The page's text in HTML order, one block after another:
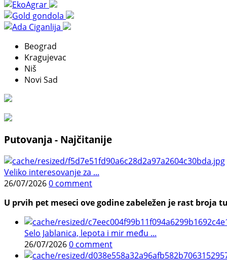
Beograd
Kragujevac
Niš
Novi Sad
Putovanja - Najčitanije
Veliko interesovanje za ...
26/07/20260 comment
U prvih pet meseci ove godine zabeležen je rast
Selo Jablanica, lepota i mir među ...
26/07/20260 comment